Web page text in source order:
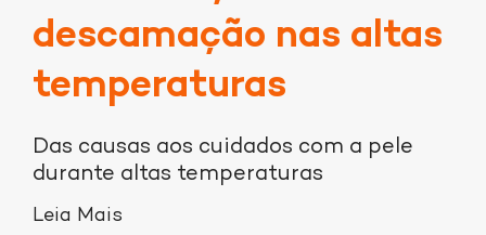
descamação nas altas
temperaturas
Das causas aos cuidados com a pele
durante altas temperaturas
Leia Mais